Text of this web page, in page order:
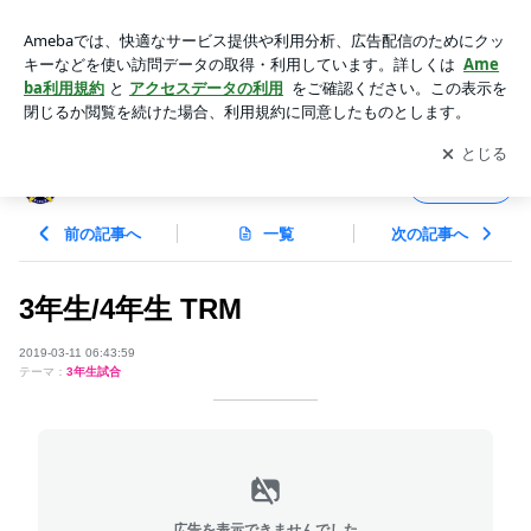
アプリをダウンロードして ブログの更新通知
を受け取りまし
ょう。
開く
前の記事へ 一覧 次の記事へ
3年生/4年生 TRM
2019-03-11 06:43:59
テーマ： 3年生試合